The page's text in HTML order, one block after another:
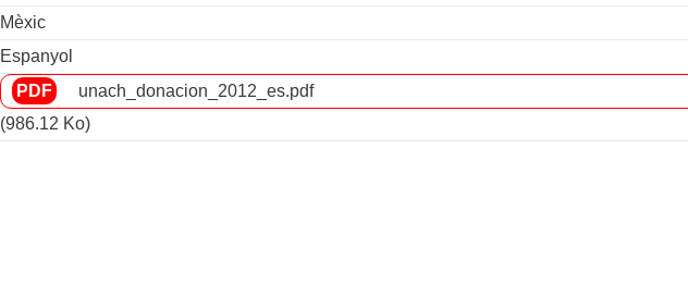
Mèxic
Espanyol
unach_donacion_2012_es.pdf
(986.12 Ko)